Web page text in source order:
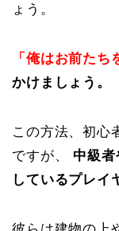
ょう。
「俺はお前たち
かけましょう。
この方法、初心
ですが、 中級
しているプレイ